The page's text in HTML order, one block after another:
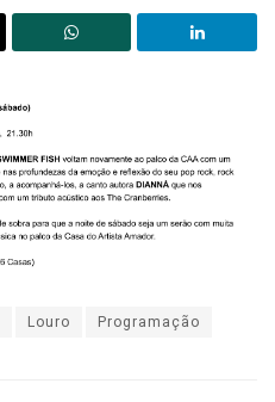
Louro Programação